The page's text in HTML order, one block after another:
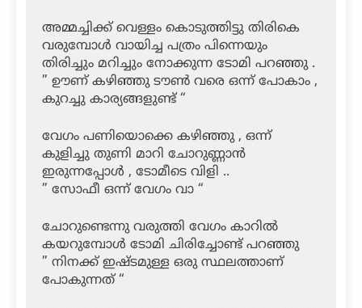
അമ്മച്ചിക്ക് വെള്ളം കൊടുത്തിട്ടു തിരികെ
വരുമ്പോൾ വായിച്ച പത്രം പിന്നെയും
തിരിച്ചും മറിച്ചും നോക്കുന്ന ടോമി പറഞ്ഞു .
” ഊണ് കഴിഞ്ഞു ടൗൺ വരെ ഒന്ന് പോകാം ,
കുറച്ചു കാര്യങ്ങളുണ്ട് “
വേഗം പണിയൊക്കെ കഴിഞ്ഞു , ഒന്ന്
കുളിച്ചു തുണി മാറി ചോറുണ്ണാൻ
ഇരുന്നപ്പോൾ , ടോമീടെ വിളി ..
” സോഫീ ഒന്ന് വേഗം വാ “
ചോറുണ്ടെന്നു വരുത്തി വേഗം കാറിൽ
കയറുമ്പോൾ ടോമി ചിരിച്ചോണ്ട് പറഞ്ഞു
” നിനക്ക് ഇഷ്ടമുള്ള ഒരു സ്ഥലത്താണ്
പോകുന്നത് “